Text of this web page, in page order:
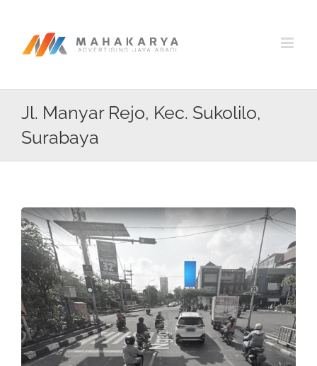
content
Jl. Manyar Rejo, Kec. Sukolilo,
Surabaya